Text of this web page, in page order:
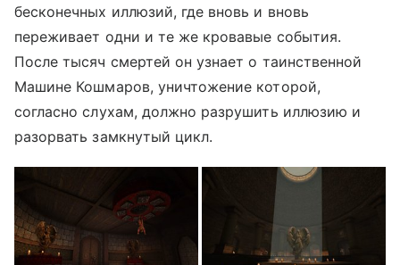
бесконечных иллюзий, где вновь и вновь
переживает одни и те же кровавые события.
После тысяч смертей он узнает о таинственной
Машине Кошмаров, уничтожение которой,
согласно слухам, должно разрушить иллюзию и
разорвать замкнутый цикл.